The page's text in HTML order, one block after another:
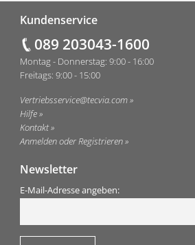
Kundenservice
089 203043-1600
Montag - Donnerstag: 9:00 - 16:00
Freitags: 9:00 - 15:00
Vertriebsservice@tecvia.com
Hilfe
Kontakt
Anmelden oder Registrieren
Newsletter
E-Mail-Adresse angeben: